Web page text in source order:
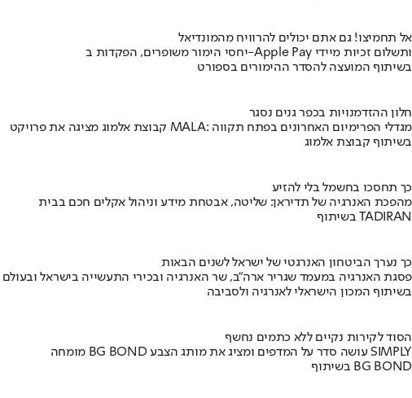
אל תחמיצו! גם אתם יכולים להרוויח מהמונדיאל
יחסי הימור משופרים, הפקדות ב-Apple Pay ותשלום זכיות מיידי
בשיתוף המועצה להסדר ההימורים בספורט
חלון ההזדמנויות בכפר גנים נסגר
קבוצת אלמוג מציגה את פרויקט MALA: מגדלי הפרימיום האחרונים בפתח תקווה
בשיתוף קבוצת אלמוג
כך תחסכו בחשמל בלי להזיע
מהפכת האנרגיה של תדיראן: שליטה, אבטחת מידע וניהול אקלים חכם בבית
בשיתוף TADIRAN
כך נערך הביטחון האנרגטי של ישראל לשנים הבאות
פסגת האנרגיה במעמד שגריר ארה"ב, שר האנרגיה ובכירי התעשייה בישראל ובעולם
בשיתוף המכון הישראלי לאנרגיה ולסביבה
הסוד לקירות נקיים ללא כתמים נחשף
מומחה BG BOND עושה סדר על המדפים ומציג את מותג הצבע SIMPLY
בשיתוף BG BOND